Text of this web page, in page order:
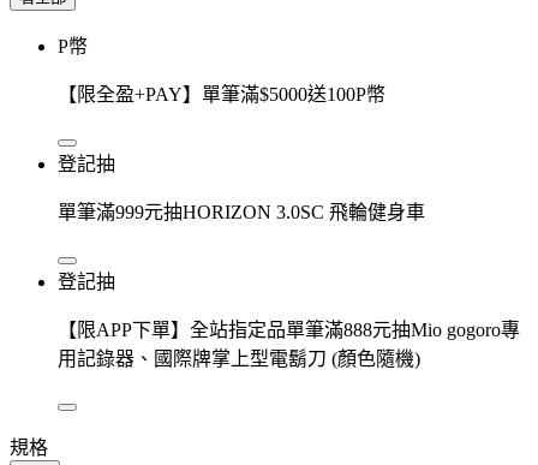
P幣
【限全盈+PAY】單筆滿$5000送100P幣
登記抽
單筆滿999元抽HORIZON 3.0SC 飛輪健身車
登記抽
【限APP下單】全站指定品單筆滿888元抽Mio gogoro專
用記錄器、國際牌掌上型電鬍刀 (顏色隨機)
規格